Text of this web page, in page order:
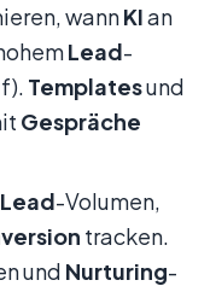
wannKIan
Lead-
Templatesund
Gespräche
Lead-Volumen,
tracken.
und Nurturing-